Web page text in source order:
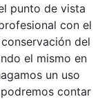
punto de vista
con el
del
el mismo en
un uso
contar